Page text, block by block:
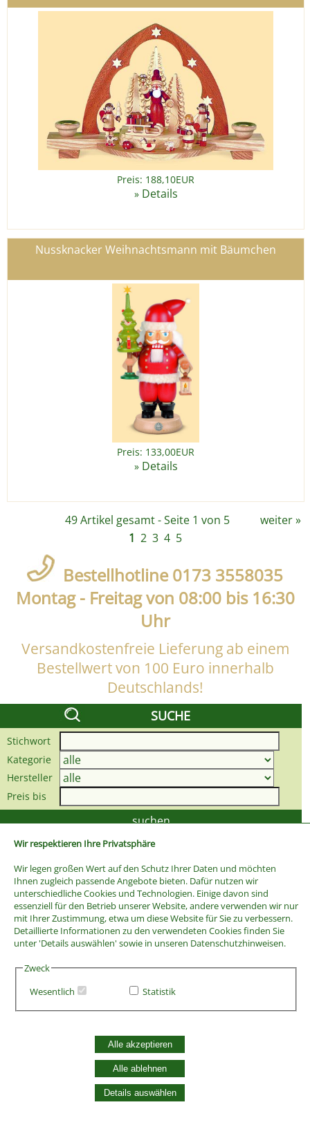
Wir respektieren Ihre Privatsphäre
Wir legen großen Wert auf den Schutz Ihrer Daten und möchten
Ihnen zugleich passende Angebote bieten. Dafür nutzen wir
unterschiedliche Cookies und Technologien. Einige davon sind
essenziell für den Betrieb unserer Website, andere verwenden wir nur
mit Ihrer Zustimmung, etwa um diese Website für Sie zu verbessern.
Detaillierte Informationen zu den verwendeten Cookies finden Sie
unter 'Details auswählen' sowie in unseren Datenschutzhinweisen.
Zweck
Wesentlich
Statistik
Alle akzeptieren
Alle ablehnen
Details auswählen
Preis: 188,10EUR
» Details
Nussknacker Weihnachtsmann mit Bäumchen
Preis: 133,00EUR
» Details
49 Artikel gesamt - Seite 1 von 5 weiter»
1 2 3 4 5
Bestellhotline 0173 3558035
Montag - Freitag von 08:00 bis 16:30
Uhr
Versandkostenfreie Lieferung ab einem
Bestellwert von 100 Euro innerhalb
Deutschlands!
SUCHE
Stichwort
Kategorie
Hersteller
Preis bis
AGB
Vertrag widerrufen
Datenschutzerklärung
Zahlung und Versand
Batterieentsorgung
Widerruf Cookie-Einwilligung